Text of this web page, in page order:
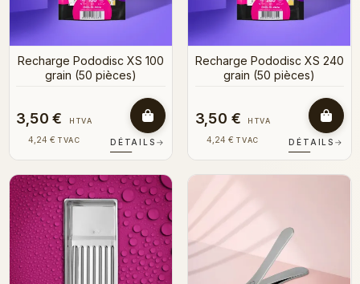
Recharge Pododisc XS 100
grain (50 pièces)
3,50 € HTVA
4,24 € TVAC DÉTAILS →
Recharge Pododisc XS 240
grain (50 pièces)
3,50 € HTVA
4,24 € TVAC DÉTAILS →